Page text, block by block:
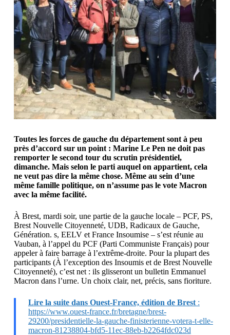
Toutes les forces de gauche du département sont à peu
près d’accord sur un point : Marine Le Pen ne doit pas
remporter le second tour du scrutin présidentiel,
dimanche. Mais selon le parti auquel on appartient, cela
ne veut pas dire la même chose. Même au sein d’une
même famille politique, on n’assume pas le vote Macron
avec la même facilité.
À Brest, mardi soir, une partie de la gauche locale – PCF, PS,
Brest Nouvelle Citoyenneté, UDB, Radicaux de Gauche,
Génération. s, EELV et France Insoumise – s’est réunie au
Vauban, à l’appel du PCF (Parti Communiste Français) pour
appeler à faire barrage à l’extrême-droite. Pour la plupart des
participants (À l’exception des Insoumis et de Brest Nouvelle
Citoyenneté), c’est net : ils glisseront un bulletin Emmanuel
Macron dans l’urne. Un choix clair, net, précis, sans fioriture.
Lire la suite dans Ouest-France, édition de Brest:
https://www.ouest-france.fr/bretagne/brest-
29200/presidentielle-la-gauche-finisterienne-votera-t-elle-
macron-81238804-bfd5-11ec-88eb-b2264fdc023d